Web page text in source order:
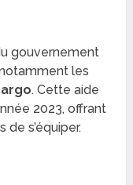
gouvernement
les
. Cette aide
2023, offrant
s’équiper.